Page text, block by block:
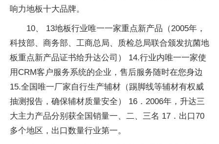
响力地板十大品牌。
10、 13地板行业唯一一家重点新产品（2005年，
科技部、商务部、工商总局、质检总局联合颁发抗菌地
板重点新产品证书给升达公司） 14.行业内唯一一家使
用CRM客户服务系统的企业，售后服务随时在您身边
15.全国唯一厂家自行生产辅材（踢脚线等辅材有权威
抽测报告，确保辅材质量安全） 16．2006年，升达三
大主力产品分别获全国销量一、二、三名 17．出口70
多个地区，出口数量行业第一。